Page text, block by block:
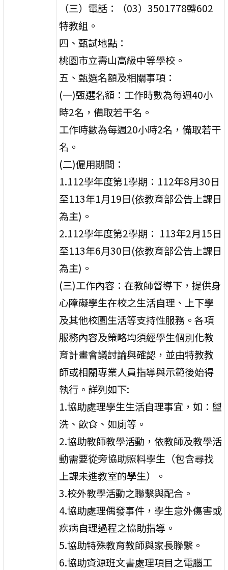
（三）電話：（03）3501778轉602
特教組。
四、甄試地點：
桃園市立壽山高級中等學校。
五、甄選名額及相關事項：
(一)甄選名額：工作時數為每週40小
時2名，備取若干名。
工作時數為每週20小時2名，備取若干
名。
(二)僱用期間：
1.112學年度第1學期：112年8月30日
至113年1月19日(依教育部公告上課日
為主)。
2.112學年度第2學期： 113年2月15日
至113年6月30日(依教育部公告上課日
為主)。
(三)工作內容：在教師督導下，提供身
心障礙學生在校之生活自理、上下學
及其他校園生活等支持性服務。各項
服務內容及策略均須經學生個別化教
育計畫會議討論與確認，並由特教教
師或相關專業人員指導與示範後始得
執行。詳列如下:
1.協助處理學生生活自理事宜，如：盥
洗、飲食、如廁等。
2.協助教師教學活動，依教師及教學活
動需要從旁協助照料學生（包含尋找
上課未進教室的學生）。
3.校外教學活動之聯繫與配合。
4.協助處理偶發事件，學生意外傷害或
疾病自理過程之協助指導。
5.協助特殊教育教師與家長聯繫。
6.協助資源班文書處理項目之電腦工